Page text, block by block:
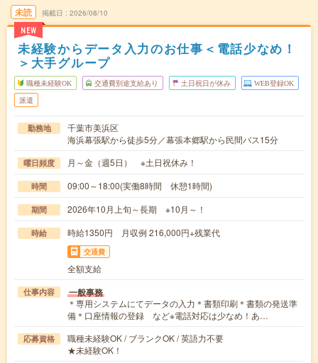
未読
NEW
掲載日 2026/08/10
未経験からデータ入力のお仕事＜電話少なめ！
＞大手グループ
職種未経験OK 交通費別途支給あり 土日祝日が休み WEB登録OK
派遣
勤務地
千葉市美浜区
海浜幕張駅から徒歩5分／幕張本郷駅から民間バス15分
曜日頻度 月～金（週5日） ※土日祝休み！
時間 09:00～18:00(実働8時間 休憩1時間)
期間 2026年10月上旬～長期 ※10月～！
時給 時給1350円 月収例 216,000円+残業代
交通費
全額支給
仕事内容 一般事務
＊専用システムにてデータの入力＊書類印刷＊書類の発送準
備＊口座情報の登録 など※電話対応は少なめ！あ…
応募資格
職種未経験OK / ブランクOK / 英語力不要
★未経験OK！